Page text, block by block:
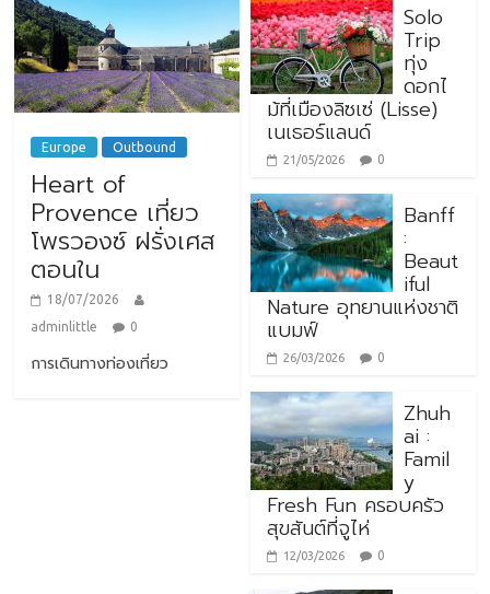
Europe Outbound
Heart of
Provence เที่ยว
โพรวองซ์ ฝรั่งเศส
ตอนใน
18/07/2026
adminlittle
0
การเดินทางท่องเที่ยว
Solo
Trip
ทุ่ง
ดอกไ
ม้ที่เมืองลิซเซ่ (Lisse)
เนเธอร์แลนด์
21/05/2026 0
Banff
:
Beaut
iful
Nature อุทยานแห่งชาติ
แบมฟ์
26/03/2026 0
Zhuh
ai :
Famil
y
Fresh Fun ครอบครัว
สุขสันต์ที่จูไห่
12/03/2026 0